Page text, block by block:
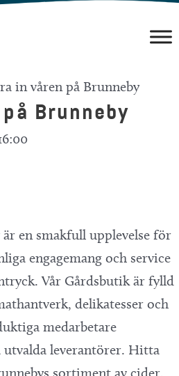
in våren på Brunneby
Brunneby
en smakfull upplevelse för
engagemang och service
Vår Gårdsbutik är fylld
delikatesser och
medarbetare
leverantörer. Hitta
sortiment av cider,